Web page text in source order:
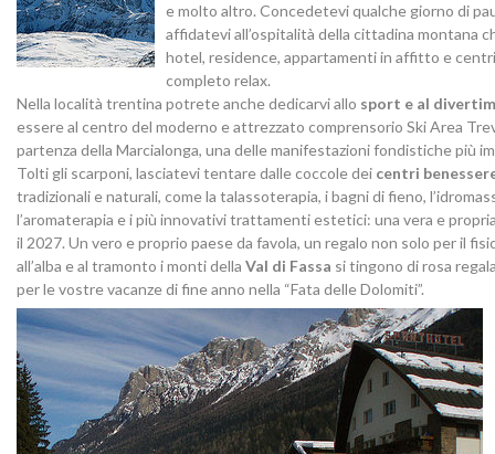
e molto altro. Concedetevi qualche giorno di
affidatevi all’ospitalità della cittadina montana
hotel, residence, appartamenti in affitto e
completo relax.
Nella località trentina potrete anche dedicarvi allo sport e al
essere al centro del moderno e attrezzato comprensorio Ski Area
partenza della Marcialonga, una delle manifestazioni fondistiche più
Tolti gli scarponi, lasciatevi tentare dalle coccole dei centri
tradizionali e naturali, come la talassoterapia, i bagni di fieno,
l’aromaterapia e i più innovativi trattamenti estetici: una vera e
il 2027. Un vero e proprio paese da favola, un regalo non solo per il
all’alba e al tramonto i monti della Val di Fassa si tingono di rosa
per le vostre vacanze di fine anno nella “Fata delle Dolomiti”.